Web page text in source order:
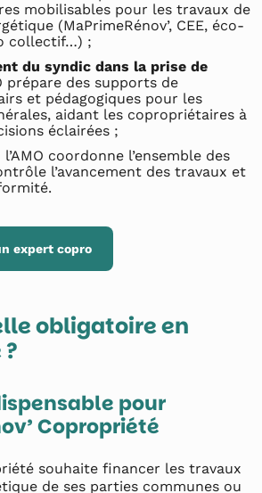
mobilisables pour les travaux de
(MaPrimeRénov’, CEE, éco-
collectif…) ;
du syndic dans la prise de
prépare des supports de
et pédagogiques pour les
aidant les copropriétaires à
éclairées ;
coordonne l’ensemble des
l’avancement des travaux et
expert copro
obligatoire en
pour
Copropriété
souhaite financer les travaux
de ses parties communes ou